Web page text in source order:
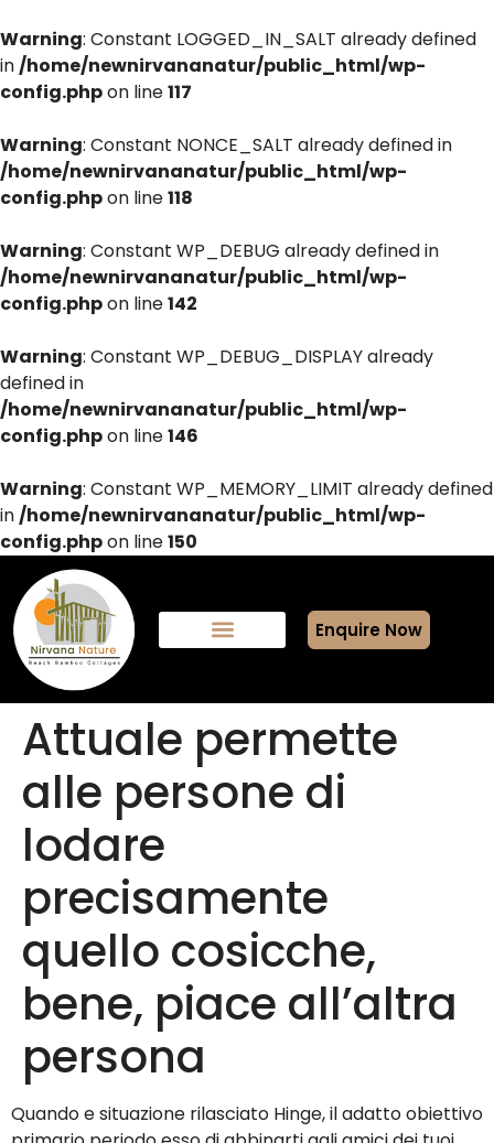
Warning: Constant LOGGED_IN_SALT already defined
in/home/newnirvananatur/public_html/wp-
config.phpon line117
Warning: Constant NONCE_SALT already defined in
/home/newnirvananatur/public_html/wp-
config.phpon line118
Warning: Constant WP_DEBUG already defined in
/home/newnirvananatur/public_html/wp-
config.phpon line142
Warning: Constant WP_DEBUG_DISPLAY already
defined in
/home/newnirvananatur/public_html/wp-
config.phpon line146
Warning: Constant WP_MEMORY_LIMIT already defined
in/home/newnirvananatur/public_html/wp-
config.phpon line150
Enquire Now
Attuale permette
alle persone di
lodare
precisamente
quello cosicche,
bene, piace all’altra
persona
Quando e situazione rilasciato Hinge, il adatto obiettivo